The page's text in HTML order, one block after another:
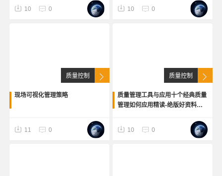
10 0 10 0
质量控制
现场可视化管理策略
11 0
质量控制
质量管理工具与应用十个经典质量
管理如何应用精读-绝版好资料
10 0